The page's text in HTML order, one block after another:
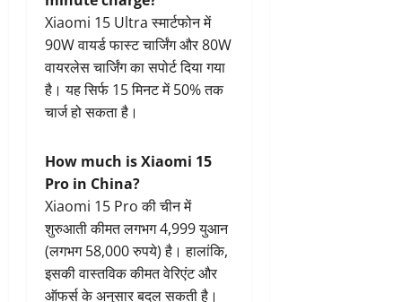
Xiaomi 15 Ultra स्मार्टफोन में
90W वायर्ड फास्ट चार्जिंग और 80W
वायरलेस चार्जिंग का सपोर्ट दिया गया
है। यह सिर्फ 15 मिनट में 50% तक
चार्ज हो सकता है।
How much is Xiaomi 15
Pro in China?
Xiaomi 15 Pro की चीन में
शुरुआती कीमत लगभग 4,999 युआन
(लगभग 58,000 रुपये) है। हालांकि,
इसकी वास्तविक कीमत वेरिएंट और
ऑफर्स के अनुसार बदल सकती है।